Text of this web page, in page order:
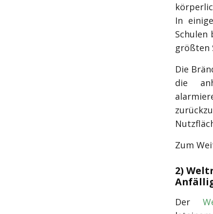
In
größten
Die
die
Zum
2)
Der